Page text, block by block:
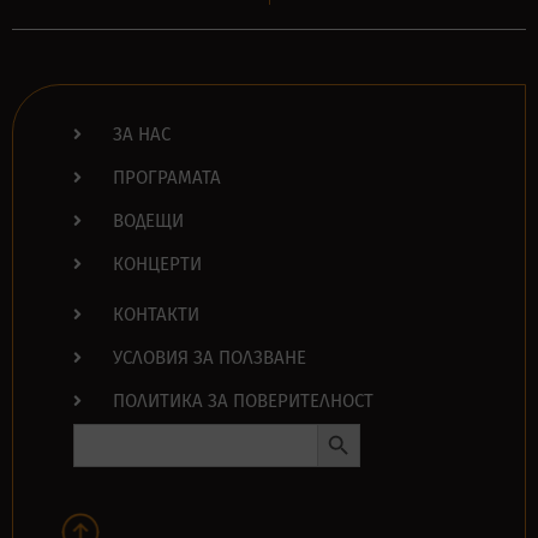
ЗА НАС
ПРОГРАМАТА
ВОДЕЩИ
КОНЦЕРТИ
КОНТАКТИ
УСЛОВИЯ ЗА ПОЛЗВАНЕ
ПОЛИТИКА ЗА ПОВЕРИТЕЛНОСТ
Search Button